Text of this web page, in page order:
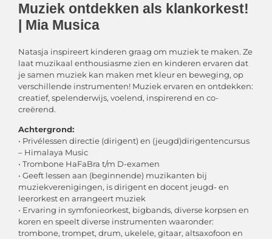
Muziek ontdekken als klankorkest!
| Mia Musica
Natasja inspireert kinderen graag om muziek te maken. Ze
laat muzikaal enthousiasme zien en kinderen ervaren dat
je samen muziek kan maken met kleur en beweging, op
verschillende instrumenten! Muziek ervaren en ontdekken:
creatief, spelenderwijs, voelend, inspirerend en co-
creërend.
Achtergrond:
• Privélessen directie (dirigent) en (jeugd)dirigentencursus
– Himalaya Music
• Trombone HaFaBra t/m D-examen
• Geeft lessen aan (beginnende) muzikanten bij
muziekverenigingen, is dirigent en docent jeugd- en
leerorkest en arrangeert muziek
• Ervaring in symfonieorkest, bigbands, diverse korpsen en
koren en speelt diverse instrumenten waaronder:
trombone, trompet, drum, ukelele, gitaar, altsaxofoon en